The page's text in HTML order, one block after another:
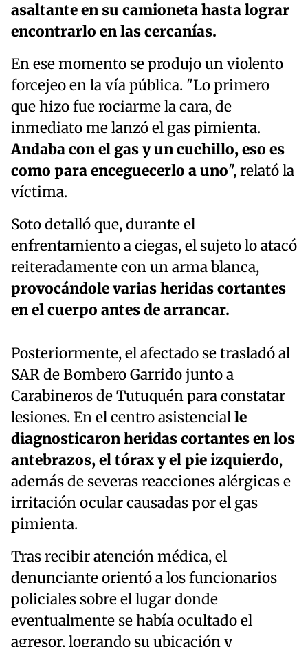
asaltante en su camioneta hasta lograr
encontrarlo en las cercanías.
En ese momento se produjo un violento
forcejeo en la vía pública. "Lo primero
que hizo fue rociarme la cara, de
inmediato me lanzó el gas pimienta.
Andaba con el gas y un cuchillo, eso es
como para enceguecerlo a uno", relató la
víctima.
Soto detalló que, durante el
enfrentamiento a ciegas, el sujeto lo atacó
reiteradamente con un arma blanca,
provocándole varias heridas cortantes
en el cuerpo antes de arrancar.
Posteriormente, el afectado se trasladó al
SAR de Bombero Garrido junto a
Carabineros de Tutuquén para constatar
lesiones. En el centro asistencialle
diagnosticaron heridas cortantes en los
antebrazos, el tórax y el pie izquierdo,
además de severas reacciones alérgicas e
irritación ocular causadas por el gas
pimienta.
Tras recibir atención médica, el
denunciante orientó a los funcionarios
policiales sobre el lugar donde
eventualmente se había ocultado el
agresor, logrando su ubicación y